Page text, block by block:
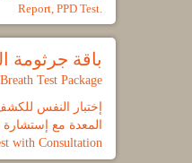
Report, PPD Test.
باقة جرثومة
Test Package
إختبار النفس
المعدة مع
with Consultation